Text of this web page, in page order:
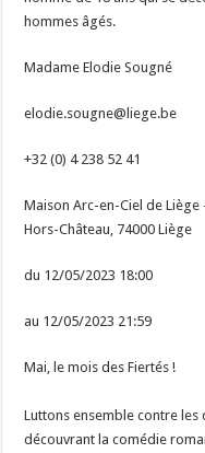
hommes âgés.
Madame Elodie Sougné
elodie.sougne@liege.be
+32 (0) 4 238 52 41
Maison Arc-en-Ciel de Liège
Hors-Château, 74000 Liège
du 12/05/2023 18:00
au 12/05/2023 21:59
Mai, le mois des Fiertés !
Luttons ensemble contre
découvrant la comédie